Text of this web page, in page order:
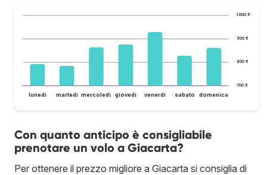
700 €
800 €
900 €
1.000 €
lunedì martedì mercoledì giovedì venerdì sabato domenica
Con quanto anticipo è consigliabile
prenotare un volo a Giacarta?
Per ottenere il prezzo migliore a Giacarta si consiglia di